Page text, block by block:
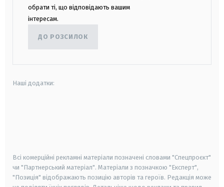
обрати ті, що відповідають вашим
інтересам.
ДО РОЗСИЛОК
Наші додатки:
Всі комерційні рекламні матеріали позначені словами "Спецпроєкт"
чи "Партнерський матеріал". Матеріали з позначкою "Експерт",
"Позиція" відображають позицію авторів та героїв. Редакція може